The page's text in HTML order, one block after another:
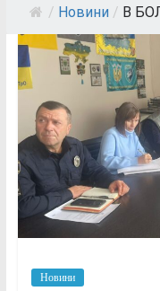
/ Новини / В
Новини